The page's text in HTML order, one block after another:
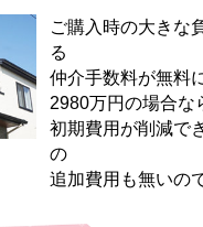
ご購入時の大きな
る
仲介手数料が無料
2980万円の場合な
初期費用が削減で
の
追加費用も無いの